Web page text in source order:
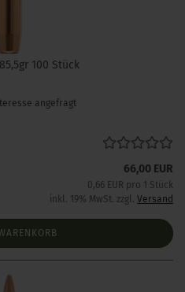
100 Stück
angefragt
66,00 EUR
0,66 EUR pro 1 Stück
inkl. 19% MwSt. zzgl. Versand